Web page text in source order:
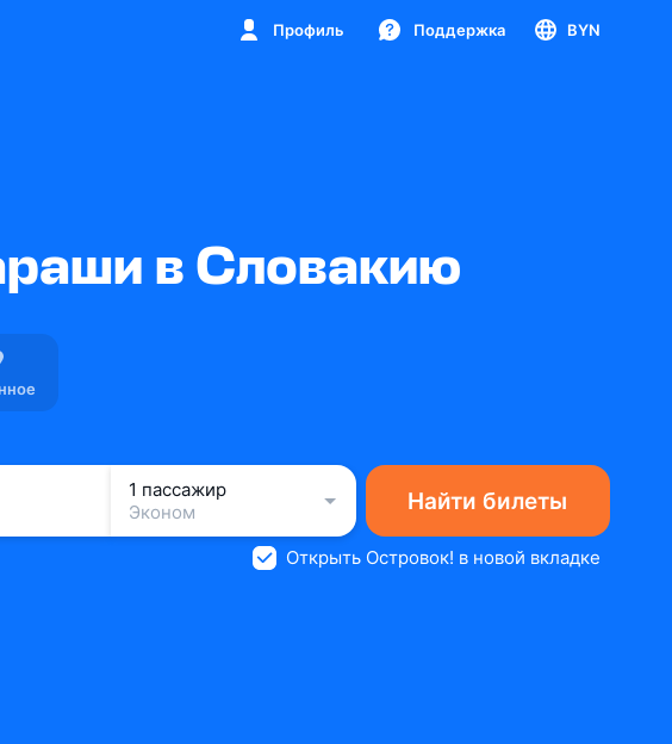
Профиль Поддержка BYN
в Словакию
1 пассажир
Эконом
Найти билеты
Открыть Островок! в новой вкладке